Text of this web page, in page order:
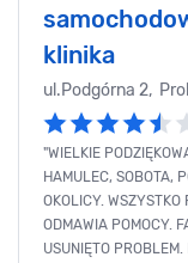
klinika
ul.Podgórna 2,
"WIELKIE
HAMULEC, SOBOTA,
OKOLICY.
ODMAWIA POMOCY.
USUNIĘTO